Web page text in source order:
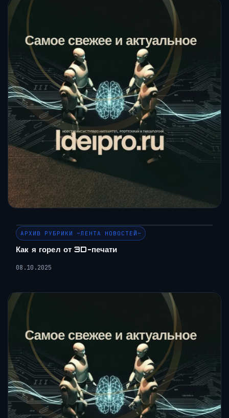
АРХИВ РУБРИКИ ~ЛЕНТА НОВОСТЕЙ~
Как я горел от 3D-печати
08.10.2025